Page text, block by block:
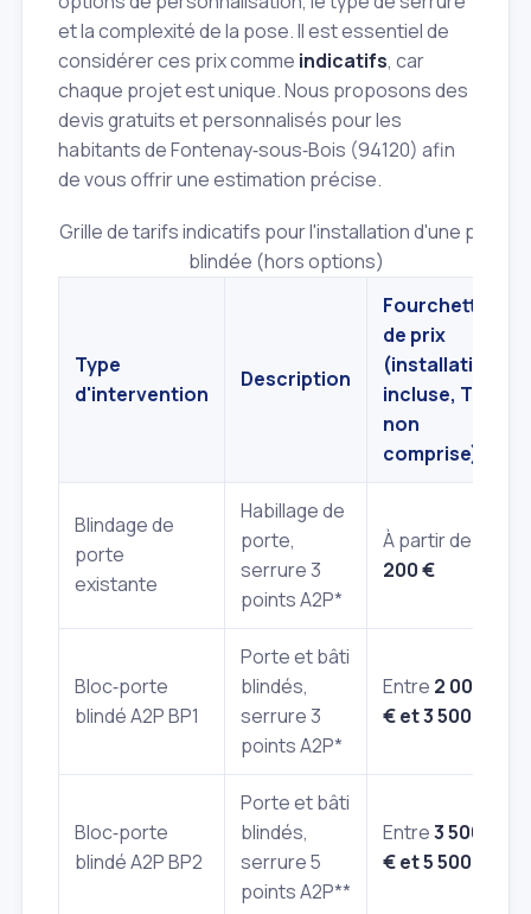
et la complexité de la pose. Il est essentiel de
considérer ces prix comme indicatifs, car
chaque projet est unique. Nous proposons des
devis gratuits et personnalisés pour les
habitants de Fontenay‑sous‑Bois (94120) afin
de vous offrir une estimation précise.
Grille de tarifs indicatifs pour l'installation d'une porte
blindée (hors options)
Type
d'intervention
Description
Fourchette
de prix
(installation
incluse, TVA
non
comprise)
Blindage de
porte
existante
Habillage de
porte,
serrure 3
points A2P*
À partir de
200 €
Bloc‑porte
blindé A2P BP1
Porte et bâti
blindés,
serrure 3
points A2P*
Entre 2 000
€ et 3 500 €
Bloc‑porte
blindé A2P BP2
Porte et bâti
blindés,
serrure 5
points A2P**
Entre3 500
€ et 5 500 €